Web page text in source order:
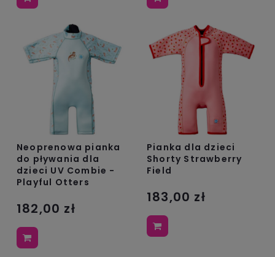
Neoprenowa pianka
do pływania dla
dzieci UV Combie -
Playful Otters
182,00 zł
Pianka dla dzieci
Shorty Strawberry
Field
183,00 zł